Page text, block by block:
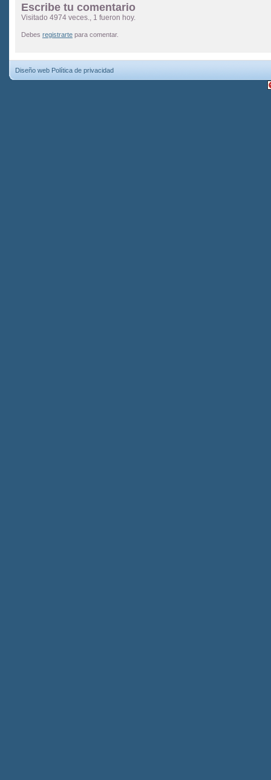
Escribe tu comentario
Visitado 4974 veces., 1 fueron hoy.
Debes registrarte para comentar.
Diseño web Política de privacidad